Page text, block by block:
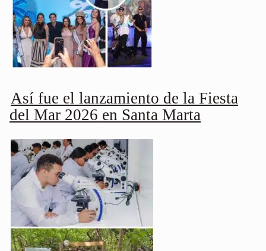
Así fue el lanzamiento de la Fiesta
del Mar 2026 en Santa Marta